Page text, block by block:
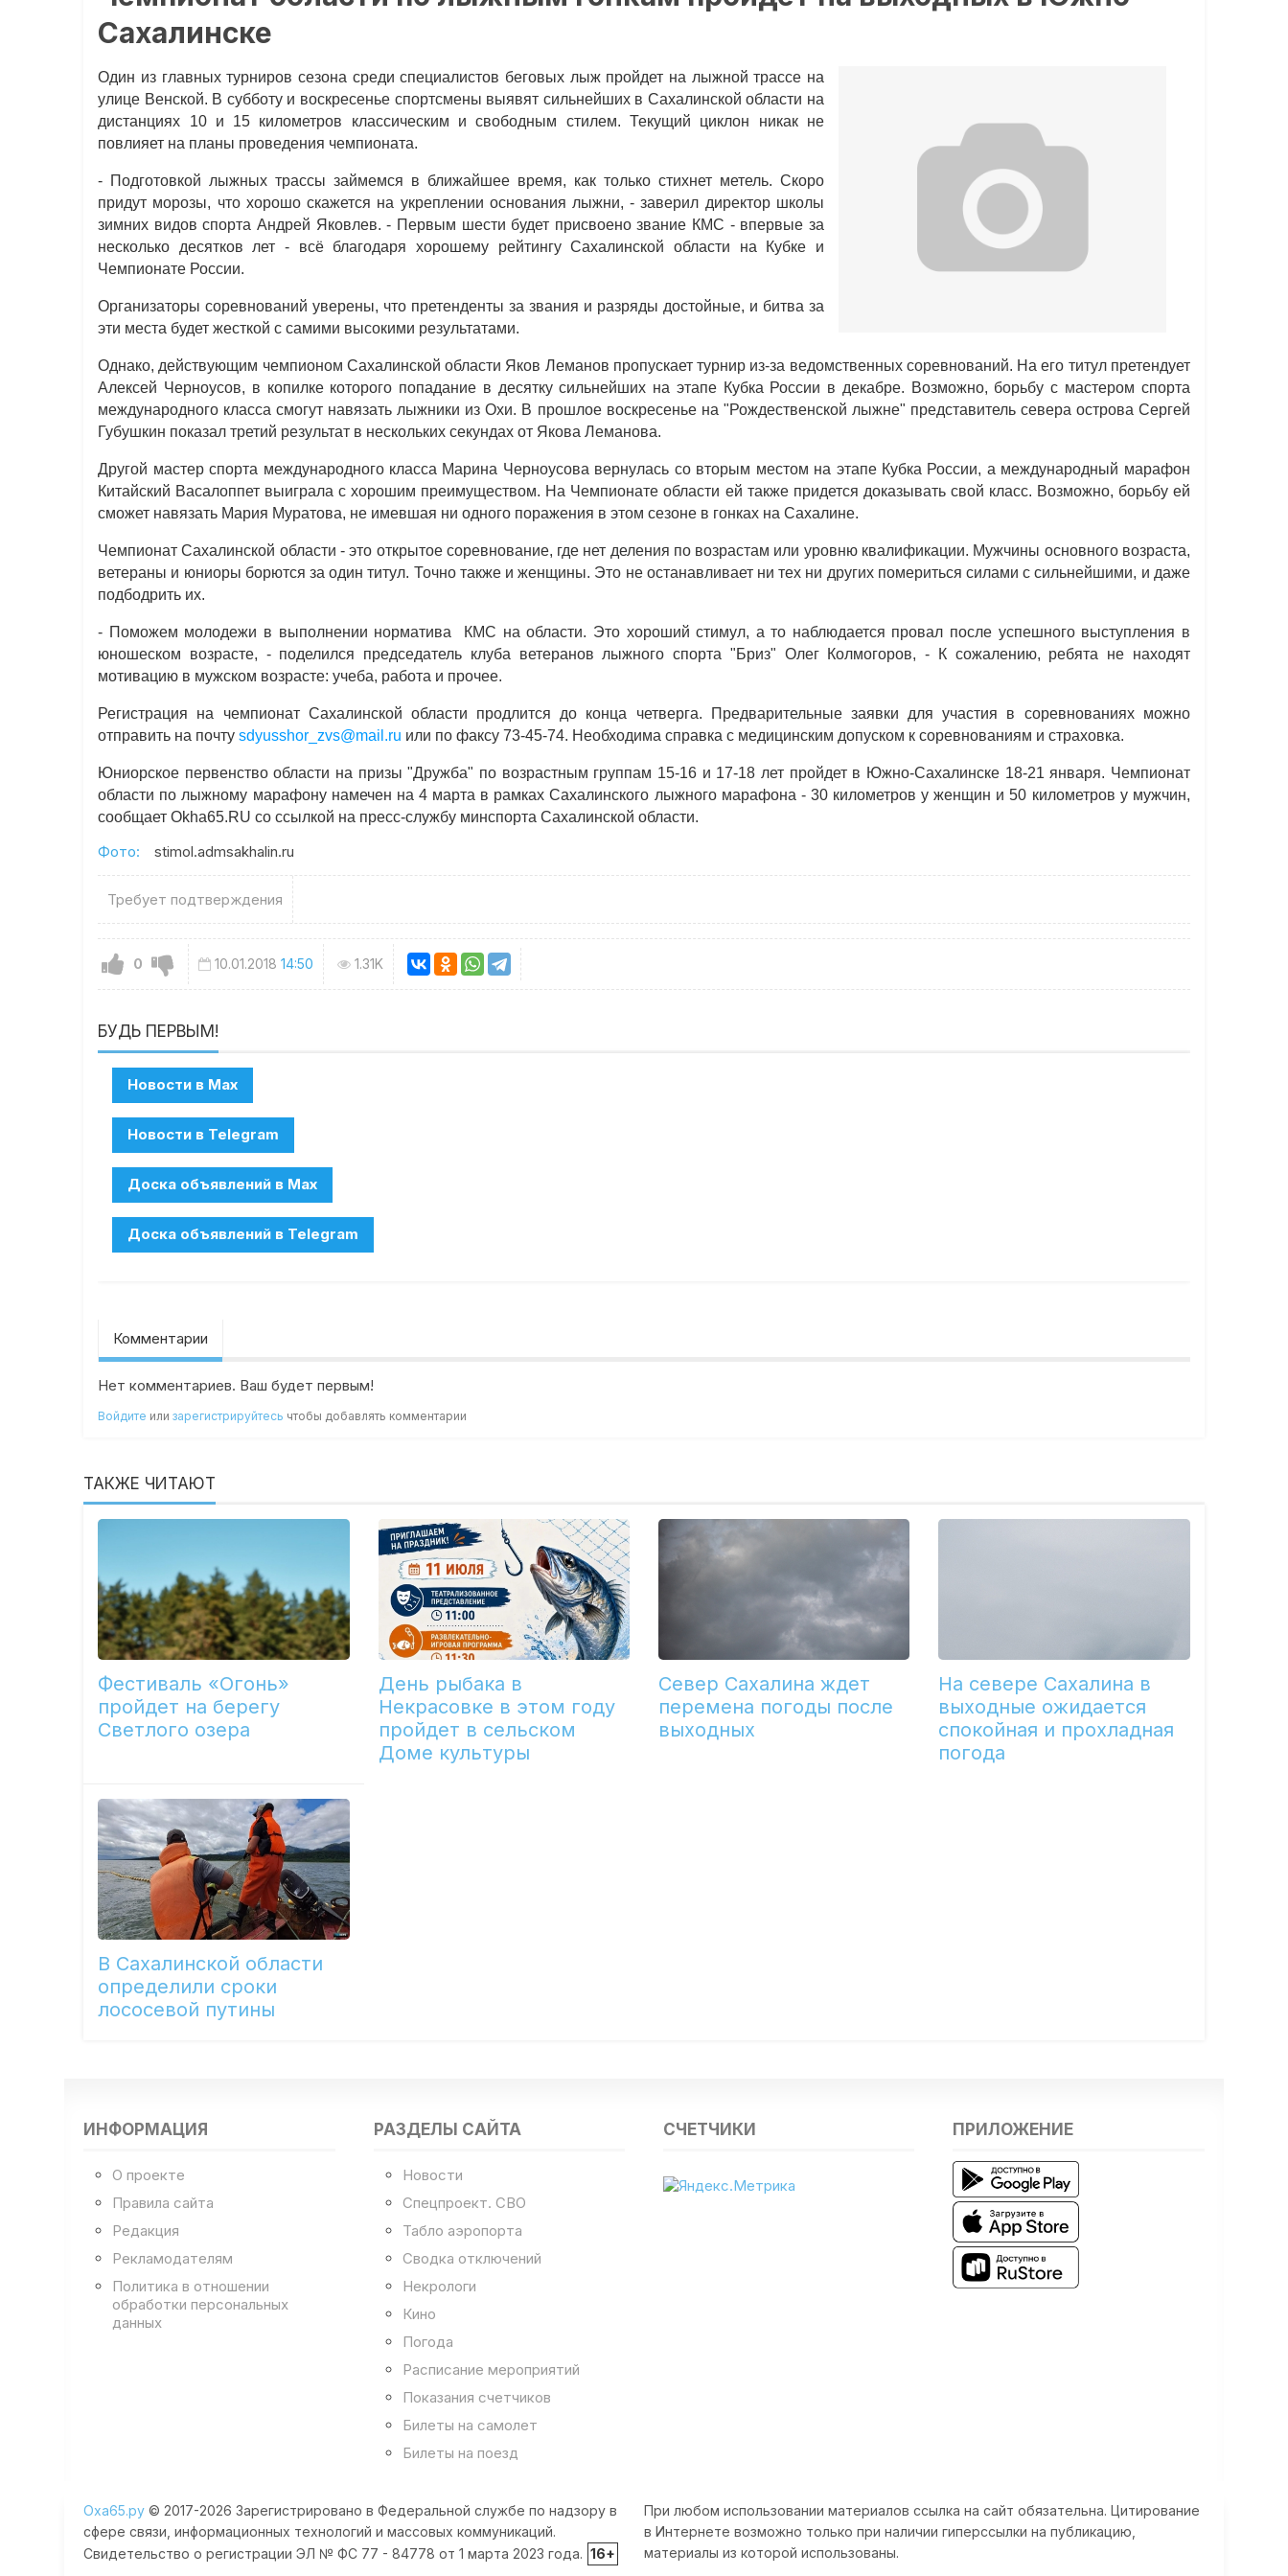
Сахалинске
Один из главных турниров сезона среди специалистов беговых лыж пройдет на лыжной трассе на
улице Венской. В субботу и воскресенье спортсмены выявят сильнейших в Сахалинской области на
дистанциях 10 и 15 километров классическим и свободным стилем. Текущий циклон никак не
повлияет на планы проведения чемпионата.
- Подготовкой лыжных трассы займемся в ближайшее время, как только стихнет метель. Скоро
придут морозы, что хорошо скажется на укреплении основания лыжни, - заверил директор школы
зимних видов спорта Андрей Яковлев. - Первым шести будет присвоено звание КМС - впервые за
несколько десятков лет - всё благодаря хорошему рейтингу Сахалинской области на Кубке и
Чемпионате России.
Организаторы соревнований уверены, что претенденты за звания и разряды достойные, и битва за
эти места будет жесткой с самими высокими результатами.
Однако, действующим чемпионом Сахалинской области Яков Леманов пропускает турнир из-за ведомственных соревнований. На его титул претендует
Алексей Черноусов, в копилке которого попадание в десятку сильнейших на этапе Кубка России в декабре. Возможно, борьбу с мастером спорта
международного класса смогут навязать лыжники из Охи. В прошлое воскресенье на "Рождественской лыжне" представитель севера острова Сергей
Губушкин показал третий результат в нескольких секундах от Якова Леманова.
Другой мастер спорта международного класса Марина Черноусова вернулась со вторым местом на этапе Кубка России, а международный марафон
Китайский Васалоппет выиграла с хорошим преимуществом. На Чемпионате области ей также придется доказывать свой класс. Возможно, борьбу ей
сможет навязать Мария Муратова, не имевшая ни одного поражения в этом сезоне в гонках на Сахалине.
Чемпионат Сахалинской области - это открытое соревнование, где нет деления по возрастам или уровню квалификации. Мужчины основного возраста,
ветераны и юниоры борются за один титул. Точно также и женщины. Это не останавливает ни тех ни других помериться силами с сильнейшими, и даже
подбодрить их.
- Поможем молодежи в выполнении норматива КМС на области. Это хороший стимул, а то наблюдается провал после успешного выступления в
юношеском возрасте, - поделился председатель клуба ветеранов лыжного спорта "Бриз" Олег Колмогоров, - К сожалению, ребята не находят
мотивацию в мужском возрасте: учеба, работа и прочее.
Регистрация на чемпионат Сахалинской области продлится до конца четверга. Предварительные заявки для участия в соревнованиях можно
отправить на почтуsdyusshor_zvs@mail.ru или по факсу 73-45-74. Необходима справка с медицинским допуском к соревнованиям и страховка.
Юниорское первенство области на призы "Дружба" по возрастным группам 15-16 и 17-18 лет пройдет в Южно-Сахалинске 18-21 января. Чемпионат
области по лыжному марафону намечен на 4 марта в рамках Сахалинского лыжного марафона - 30 километров у женщин и 50 километров у мужчин,
сообщает Okha65.RU со ссылкой на пресс-службу минспорта Сахалинской области.
Фото: stimol.admsakhalin.ru
Требует подтверждения
0 10.01.2018 14:50 1.31K
БУДЬ ПЕРВЫМ!
Комментарии
Нет комментариев. Ваш будет первым!
Войдите илизарегистрируйтесь чтобы добавлять комментарии
ТАКЖЕ ЧИТАЮТ
Фестиваль «Огонь»
пройдет на берегу
Светлого озера
День рыбака в
Некрасовке в этом году
пройдет в сельском
Доме культуры
Север Сахалина ждет
перемена погоды после
выходных
На севере Сахалина в
выходные ожидается
спокойная и прохладная
погода
В Сахалинской области
определили сроки
лососевой путины
ИНФОРМАЦИЯ
О проекте
Правила сайта
Редакция
Рекламодателям
Политика в отношении
обработки персональных
данных
РАЗДЕЛЫ САЙТА
Новости
Спецпроект. СВО
Табло аэропорта
Сводка отключений
Некрологи
Кино
Погода
Расписание мероприятий
Показания счетчиков
Билеты на самолет
Билеты на поезд
СЧЕТЧИКИ ПРИЛОЖЕНИЕ
При любом использовании материалов ссылка на сайт обязательна. Цитирование
в Интернете возможно только при наличии гиперссылки на публикацию,
материалы из которой использованы.
Оха65.ру © 2017-2026 Зарегистрировано в Федеральной службе по надзору в
сфере связи, информационных технологий и массовых коммуникаций.
Свидетельство о регистрации ЭЛ № ФС 77 - 84778 от 1 марта 2023 года. 16+